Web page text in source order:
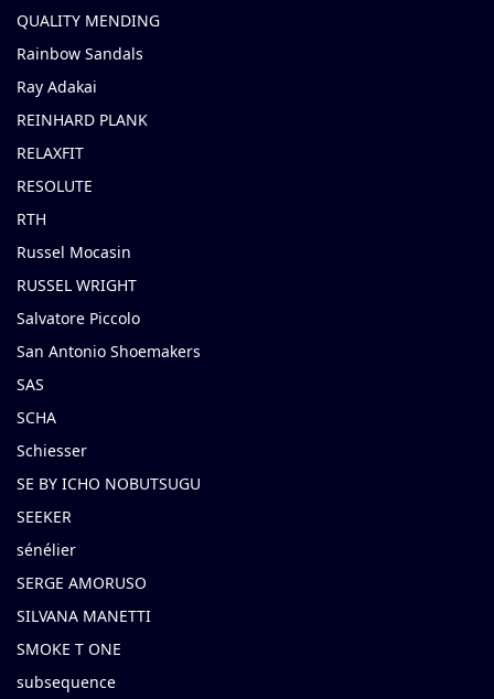
QUALITY MENDING
Rainbow Sandals
Ray Adakai
REINHARD PLANK
RELAXFIT
RESOLUTE
RTH
Russel Mocasin
RUSSEL WRIGHT
Salvatore Piccolo
San Antonio Shoemakers
SAS
SCHA
Schiesser
SE BY ICHO NOBUTSUGU
SEEKER
sénélier
SERGE AMORUSO
SILVANA MANETTI
SMOKE T ONE
subsequence